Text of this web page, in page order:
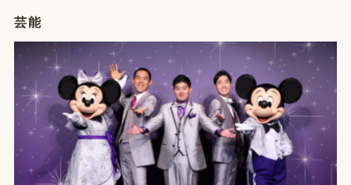
芸能